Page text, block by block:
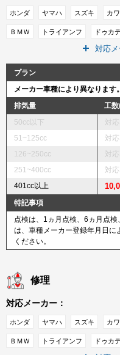
ホンダ ヤマハ スズキ カ
ＢＭＷ トライアンフ ドゥカ
対応
プラン
メーカー車種により異なります。
排気量
工
50cc以下
対応
51~125cc
対
126~250cc
対応
251~400cc
対
401cc以上
特記事項
点検は、1ヵ月点検、6ヵ月点
は、車種メーカー登録年月日に
ください。
修理
対応メーカー：
ホンダ ヤマハ スズキ カ
ＢＭＷ トライアンフ ドゥカ